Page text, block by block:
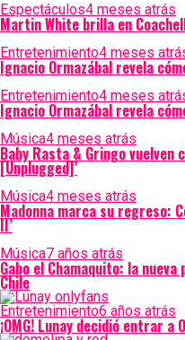
Espectáculos4 meses atrás
Martin White brilla en
Entretenimiento4 meses
Ignacio Ormazábal revela
Entretenimiento4 meses
Ignacio Ormazábal revela
Música4 meses atrás
Baby Rasta & Gringo vuelven
[Unplugged]’
Música4 meses atrás
Madonna marca su regreso:
II’
Música7 años atrás
Gabo el Chamaquito: la
Chile
Entretenimiento6 años atrás
¡OMG! Lunay decidió entrar a